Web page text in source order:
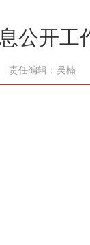
公开工
责任编辑：吴楠